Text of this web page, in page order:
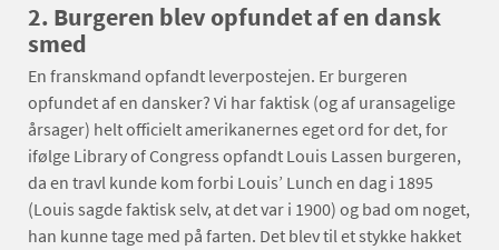
2. Burgeren blev opfundet af en dansk
smed
En franskmand opfandt leverpostejen. Er burgeren
opfundet af en dansker? Vi har faktisk (og af uransagelige
årsager) helt officielt amerikanernes eget ord for det, for
ifølge Library of Congress opfandt Louis Lassen burgeren,
da en travl kunde kom forbi Louis’ Lunch en dag i 1895
(Louis sagde faktisk selv, at det var i 1900) og bad om noget,
han kunne tage med på farten. Det blev til et stykke hakket